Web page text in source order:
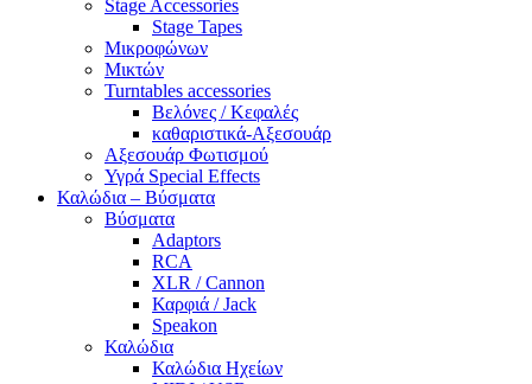
Stage Accessories
Stage Tapes
Μικροφώνων
Μικτών
Turntables accessories
Βελόνες / Κεφαλές
καθαριστικά-Αξεσουάρ
Αξεσουάρ Φωτισμού
Υγρά Special Effects
Καλώδια – Βύσματα
Βύσματα
Adaptors
RCA
XLR / Cannon
Καρφιά / Jack
Speakon
Καλώδια
Καλώδια Ηχείων